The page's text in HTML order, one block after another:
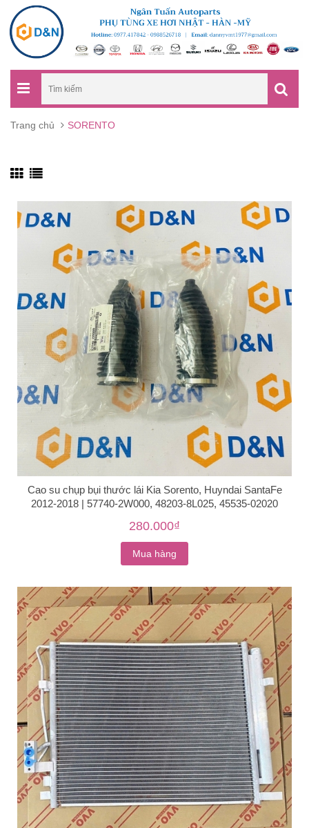
Trang chủ SORENTO
Cao su chụp bụi thước lái Kia Sorento, Huyndai SantaFe
2012-2018 | 57740-2W000, 48203-8L025, 45535-02020
280.000₫
Mua hàng